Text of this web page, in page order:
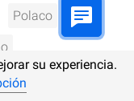
Polaco
su experiencia.